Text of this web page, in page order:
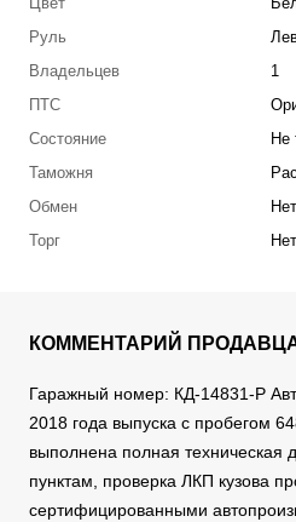
Руль
Владельцев
1
ПТС
Состояние
Не
Таможня
Обмен
Нет
Торг
Нет
КОММЕНТАРИЙ
Гаражный номер: КД-14831-Р
2018 года выпуска с пробегом
выполнена полная техническая
пунктам, проверка ЛКП кузова
сертифицированными